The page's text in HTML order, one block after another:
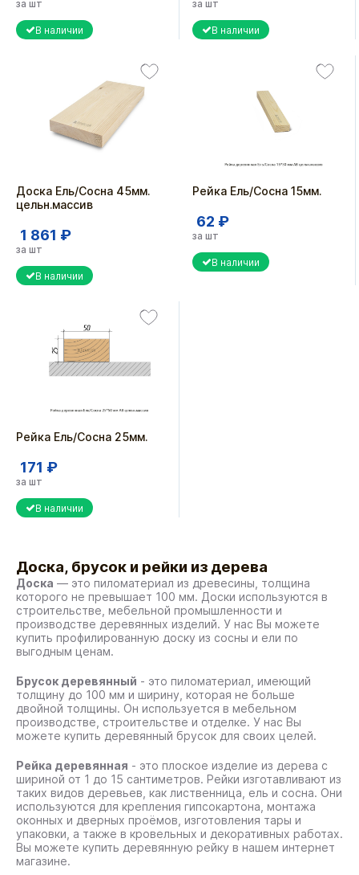
за шт
В наличии
за шт
В наличии
Доска Ель/Сосна 45мм.
цельн.массив
1 861 ₽
за шт
В наличии
Рейка Ель/Сосна 15мм.
62 ₽
за шт
В наличии
Рейка Ель/Сосна 25мм.
171 ₽
за шт
В наличии
Доска, брусок и рейки из дерева
Доска — это пиломатериал из древесины, толщина
которого не превышает 100 мм. Доски используются в
строительстве, мебельной промышленности и
производстве деревянных изделий. У нас Вы можете
купить профилированную доску из сосны и ели по
выгодным ценам.
Брусок деревянный - это пиломатериал, имеющий
толщину до 100 мм и ширину, которая не больше
двойной толщины. Он используется в мебельном
производстве, строительстве и отделке. У нас Вы
можете купить деревянный брусок для своих целей.
Рейка деревянная - это плоское изделие из дерева с
шириной от 1 до 15 сантиметров. Рейки изготавливают из
таких видов деревьев, как лиственница, ель и сосна. Они
используются для крепления гипсокартона, монтажа
оконных и дверных проёмов, изготовления тары и
упаковки, а также в кровельных и декоративных работах.
Вы можете купить деревянную рейку в нашем интернет
магазине.